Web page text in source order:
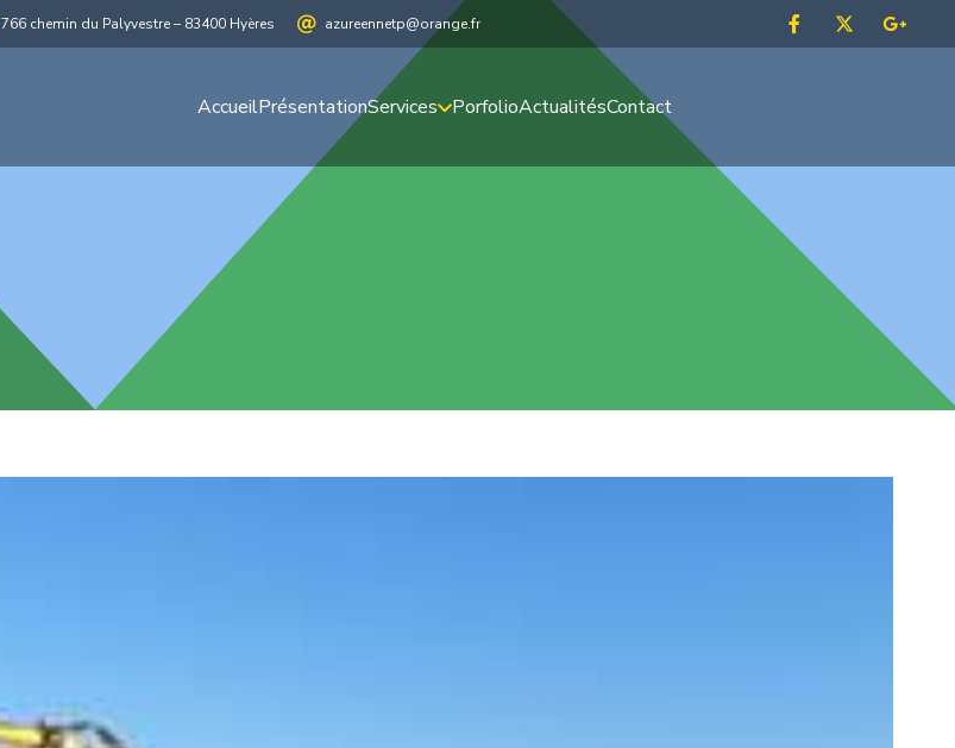
766 chemin du Palyvestre – 83400 Hyères azureennetp@orange.fr
AccueilPrésentationServices PorfolioActualitésContact